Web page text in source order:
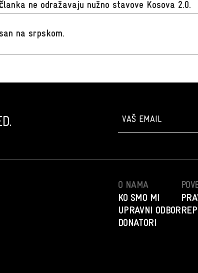
ne odražavaju nužno stavove Kosova 2.0.
na srpskom.
O NAMA
KO SMO MI
UPRAVNI ODBOR
DONATORI